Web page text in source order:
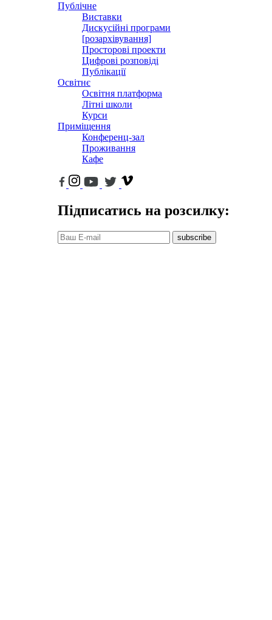
Публічне
Виставки
Дискусійні програми
[розархівування]
Просторові проекти
Цифрові розповіді
Публікації
Освітнє
Освітня платформа
Літні школи
Курси
Приміщення
Конференц-зал
Проживання
Кафе
Підписатись на розсилку:
subscribe